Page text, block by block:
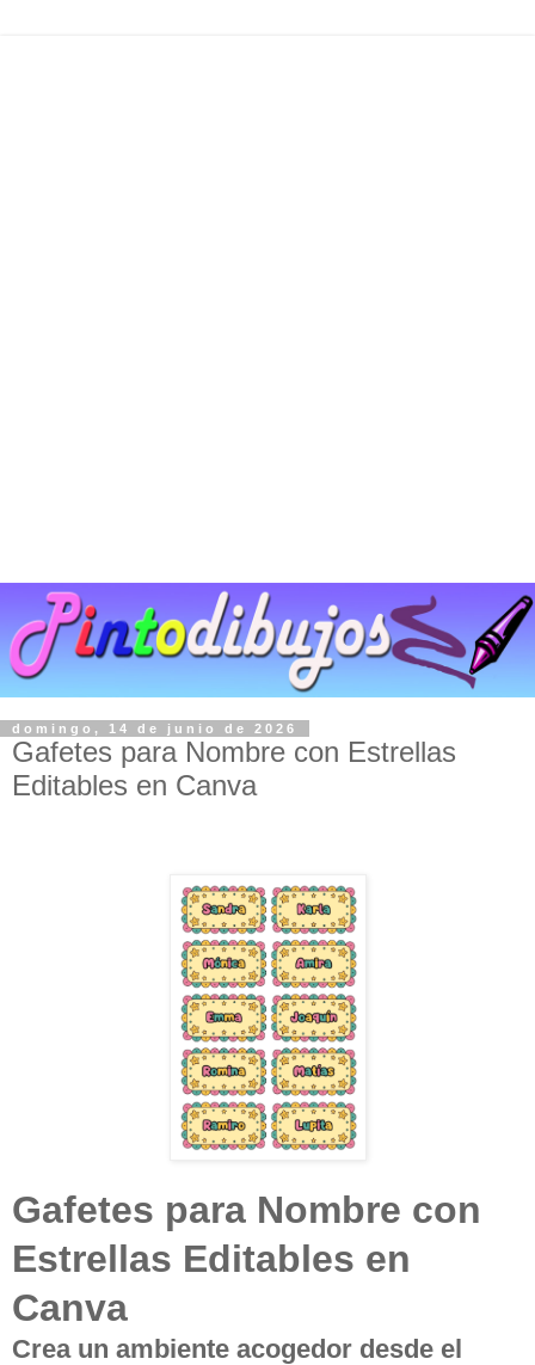
domingo, 14 de junio de 2026
Gafetes para Nombre con Estrellas
Editables en Canva
Gafetes para Nombre con
Estrellas Editables en
Canva
Crea un ambiente acogedor desde el